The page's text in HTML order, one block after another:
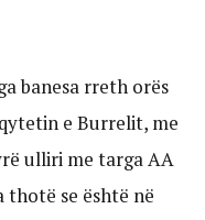
banesa rreth orës
e Burrelit, me
ulliri me targa AA
thotë se është në